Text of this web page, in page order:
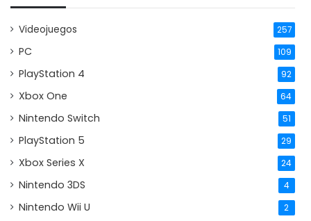
Videojuegos 257
PC 109
PlayStation 4 92
Xbox One 64
Nintendo Switch 51
PlayStation 5 29
Xbox Series X 24
Nintendo 3DS 4
Nintendo Wii U 2